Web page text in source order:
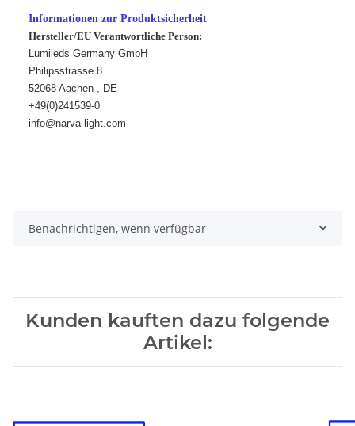
Informationen zur Produktsicherheit
Hersteller/EU Verantwortliche Person:
Lumileds Germany GmbH
Philipsstrasse 8
52068 Aachen , DE
+49(0)241539-0
info@narva-light.com
Benachrichtigen, wenn verfügbar
Kunden kauften dazu folgende
Artikel: